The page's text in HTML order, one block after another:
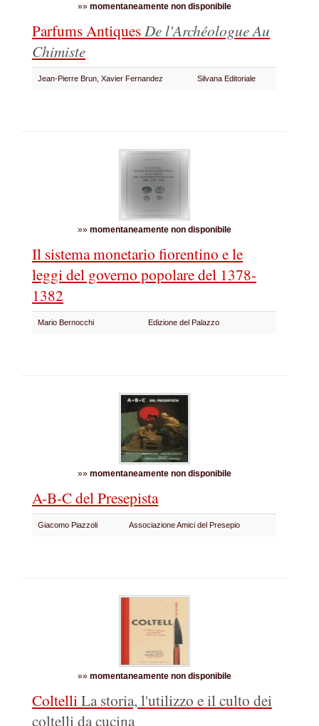
»» momentaneamente non disponibile
Parfums AntiquesDe l'Archéologue Au
Chimiste
Jean-Pierre Brun, Xavier Fernandez Silvana Editoriale
»» momentaneamente non disponibile
Il sistema monetario fiorentino e le
leggi del governo popolare del 1378-
1382
Mario Bernocchi Edizione del Palazzo
»» momentaneamente non disponibile
A-B-C del Presepista
Giacomo Piazzoli Associazione Amici del Presepio
»» momentaneamente non disponibile
ColtelliLa storia, l'utilizzo e il culto dei
coltelli da cucina